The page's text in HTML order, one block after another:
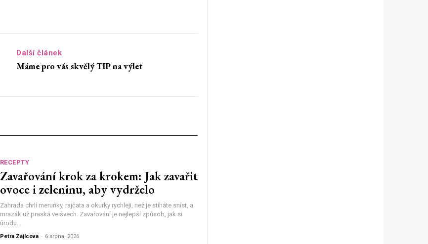
Další článek
Máme pro vás skvělý TIP na výlet
RECEPTY
Zavařování krok za krokem: Jak zavařit
ovoce i zeleninu, aby vydrželo
Zahrada chrlí meruňky, rajčata a okurky rychleji, než je stíháte sníst, a
mrazák už praská ve švech. Zavařování je nejlepší způsob, jak si
úrodu...
Petra Zajícova - 6 srpna, 2026